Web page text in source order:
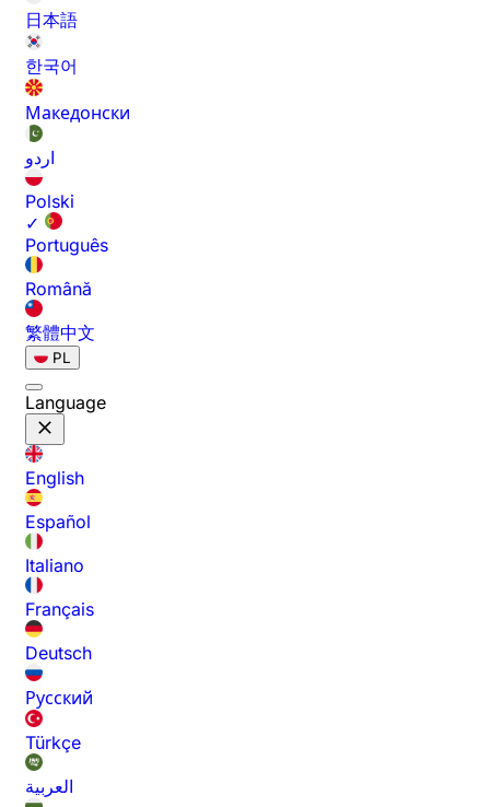
日本語
한국어
Македонски
اردو
Polski
✓
Português
Română
繁體中文
PL
Language
English
Español
Italiano
Français
Deutsch
Русский
Türkçe
العربية